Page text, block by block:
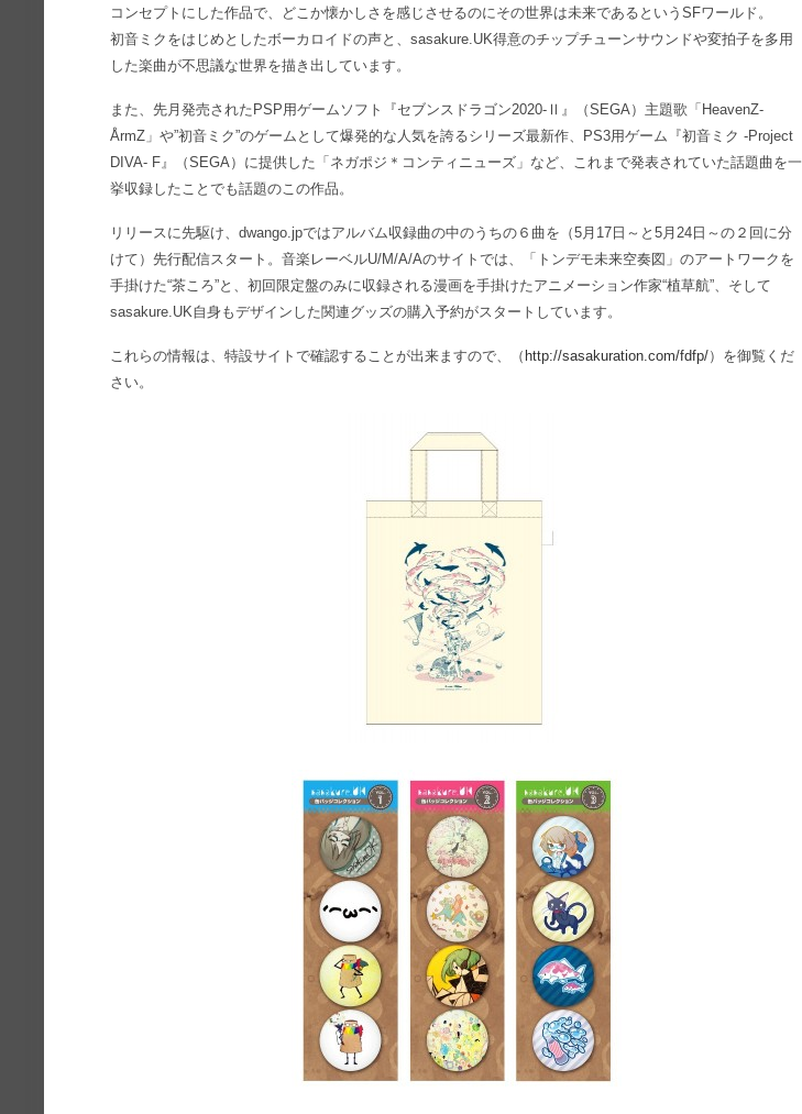
コンセプトにした作品で、どこか懐かしさを感じさせるのにその世界は未来であるというSFワールド。
初音ミクをはじめとしたボーカロイドの声と、sasakure.UK得意のチップチューンサウンドや変拍子を多用
した楽曲が不思議な世界を描き出しています。
また、先月発売されたPSP用ゲームソフト『セブンスドラゴン2020-Ⅱ』（SEGA）主題歌「HeavenZ-
ÅrmZ」や”初音ミク”のゲームとして爆発的な人気を誇るシリーズ最新作、PS3用ゲーム『初音ミク -Project
DIVA- F』（SEGA）に提供した「ネガポジ＊コンティニューズ」など、これまで発表されていた話題曲を一
挙収録したことでも話題のこの作品。
リリースに先駆け、dwango.jpではアルバム収録曲の中のうちの６曲を（5月17日～と5月24日～の２回に分
けて）先行配信スタート。音楽レーベルU/M/A/Aのサイトでは、「トンデモ未来空奏図」のアートワークを
手掛けた“茶ころ”と、初回限定盤のみに収録される漫画を手掛けたアニメーション作家“植草航”、そして
sasakure.UK自身もデザインした関連グッズの購入予約がスタートしています。
これらの情報は、特設サイトで確認することが出来ますので、（ http://sasakuration.com/fdfp/）を御覧くだ
さい。